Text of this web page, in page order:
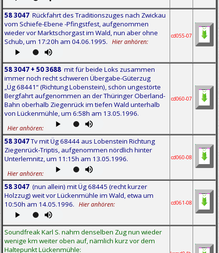
58 3047 Rückfahrt des Traditionszuges nach Zwickau
vom Schiefe-Ebene -Pfingstfest, aufgenommen
wieder vor Marktschorgast im Wald, nun aber ohne
Schub, um 17:20h am 04.06.1995.
Hier anhören:
cd055-07
58 3047 + 50 3688 mit für beide Loks zusammen
immer noch recht schweren Übergabe-Güterzug
„Üg 68441“ (Richtung Lobenstein), schön ungestörte
Bergfahrt aufgenommen an der Thüringer Oberland-
Bahn oberhalb Ziegenrück im tiefen Wald unterhalb
von Lückenmühle, um 6:58h am 13.05.1996.
Hier anhören:
cd060-07
58 3047Tv mit Üg 68444 aus Lobenstein Richtung
Ziegenrück-Triptis, aufgenommen nördlich hinter
Unterlemnitz, um 11:15h am 13.05.1996.
Hier anhören:
cd060-08
58 3047 (nun allein) mit Üg 68445 (recht kurzer
Holzzug) weit vor Lückenmühle im Wald, etwa um
10:50h am 14.05.1996.
Hier anhören: cd061-08
Soundfreak Karl S. nahm denselben Zug nun wieder
wenige km weiter oben auf, nämlich kurz vor dem
Haltepunkt Lückenmühle: